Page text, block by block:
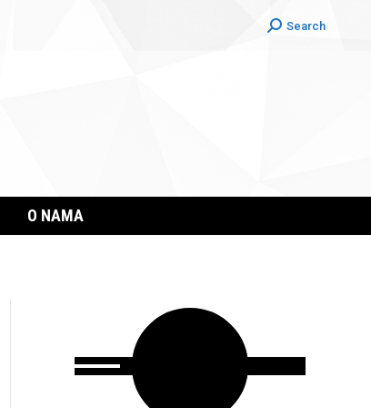
Search:
Search
O NAMA